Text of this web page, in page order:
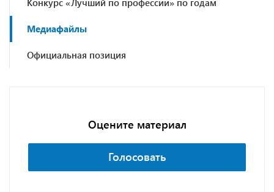
Конкурс «Лучший по профессии» по годам
Медиафайлы
Официальная позиция
Оцените материал
Голосовать